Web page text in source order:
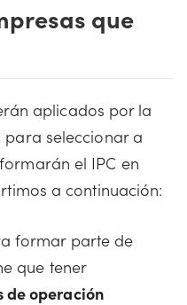
que
aplicados por la
para seleccionar a
el IPC en
a continuación:
formar parte de
que tener
de operación